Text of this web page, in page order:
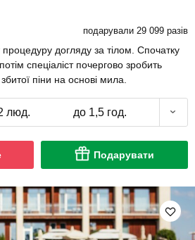
подарували 29 099 разів
процедуру догляду за тілом. Спочатку
спеціаліст почергово зробить
піни на основі мила.
люд. до 1,5 год.
Подарувати